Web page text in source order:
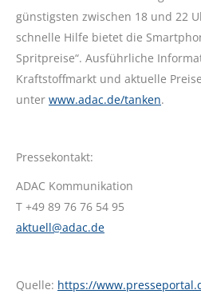
günstigsten zwischen 18 und 22
schnelle Hilfe bietet die
Spritpreise“. Ausführliche
Kraftstoffmarkt und aktuelle
unter www.adac.de/tanken.
Pressekontakt:
ADAC Kommunikation
T +49 89 76 76 54 95
aktuell@adac.de
Quelle: https://